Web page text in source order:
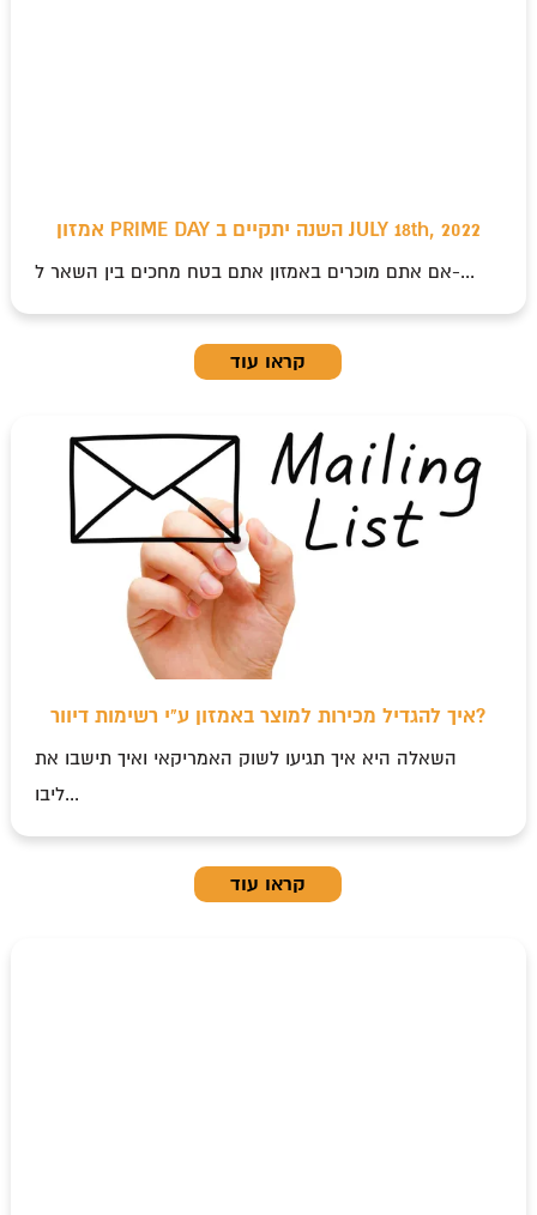
אמזון PRIME DAY השנה יתקיים ב JULY 18th, 2022
אם אתם מוכרים באמזון אתם בטח מחכים בין השאר ל-...
קראו עוד
איך להגדיל מכירות למוצר באמזון ע"י רשימות דיוור?
השאלה היא איך תגיעו לשוק האמריקאי ואיך תישבו את
ליבו...
קראו עוד